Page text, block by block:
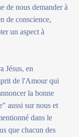
de nous demander à
de conscience,
un aspect à
Jésus, en
de l'Amour qui
la bonne
aussi sur nous et
dans le
que chacun des